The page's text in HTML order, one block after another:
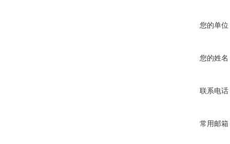
您的单位
您的姓名
联系电话
常用邮箱